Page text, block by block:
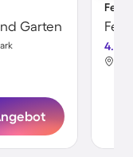
Garten
4.0